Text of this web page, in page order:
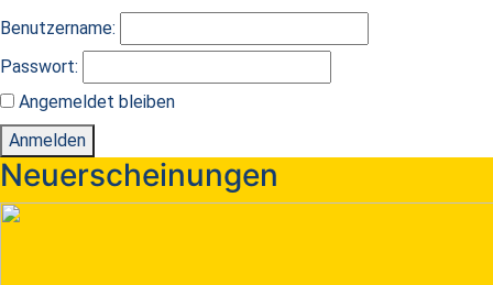
Benutzername:
Passwort:
Angemeldet bleiben
Anmelden
Neuerscheinungen